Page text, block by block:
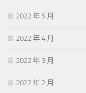
2022 年 5 月
2022 年 4 月
2022 年 3 月
2022 年 2 月